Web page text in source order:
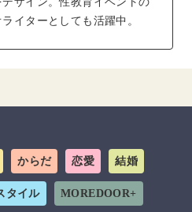
イターとしても活躍中。
からだ 恋愛 結婚
タイル MOREDOOR+